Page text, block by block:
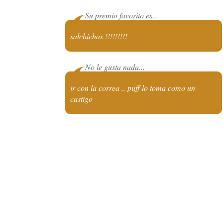
Su premio favorito es...
salchichas !!!!!!!!!
No le gusta nada...
ir con la correa .. puff lo toma como un
castigo